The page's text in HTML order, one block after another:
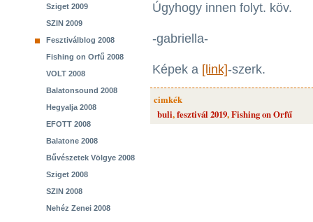
Sziget 2009
SZIN 2009
Fesztiválblog 2008
Fishing on Orfű 2008
VOLT 2008
Balatonsound 2008
Hegyalja 2008
EFOTT 2008
Balatone 2008
Bűvészetek Völgye 2008
Sziget 2008
SZIN 2008
Nehéz Zenei 2008
Úgyhogy innen folyt. köv.
-gabriella-
Képek a [link]-szerk.
cimkék
buli,fesztivál 2019,Fishing on Orfű